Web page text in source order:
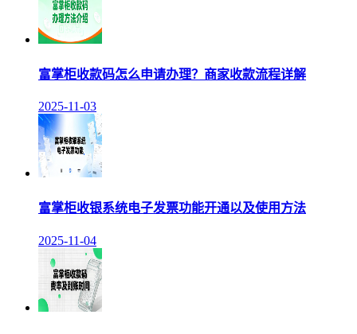
富掌柜收款码怎么申请办理？商家收款流程详解
2025-11-03
富掌柜收银系统电子发票功能开通以及使用方法
2025-11-04